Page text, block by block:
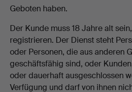
Geboten haben.
Der Kunde muss 18 Jahre alt
registrieren. Der Dienst steht
oder Personen, die aus anderen
geschäftsfähig sind, oder
oder dauerhaft ausgeschlossen
Verfügung und darf von ihnen